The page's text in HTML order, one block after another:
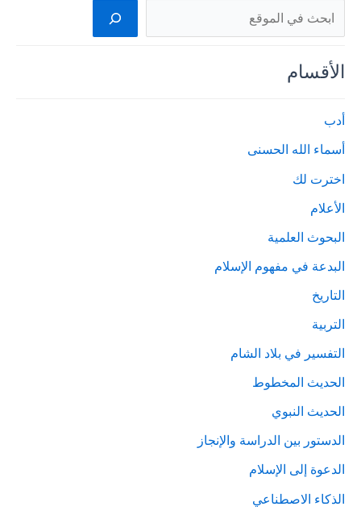
البحث
الأقسام
أدب
أسماء الله الحسنى
اخترت لك
الأعلام
البحوث العلمية
البدعة في مفهوم الإسلام
التاريخ
التربية
التفسير في بلاد الشام
الحديث المخطوط
الحديث النبوي
الدستور بين الدراسة والإنجاز
الدعوة إلى الإسلام
الذكاء الاصطناعي